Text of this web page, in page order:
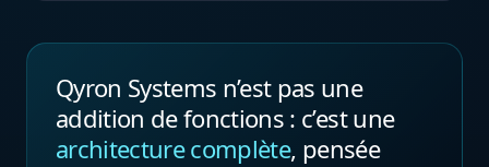
Qyron Systems n’est pas une
addition de fonctions : c’est une
architecture complète, pensée